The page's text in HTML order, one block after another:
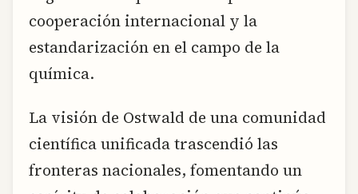
cooperación internacional y la
estandarización en el campo de la
química.
La visión de Ostwald de una comunidad
científica unificada trascendió las
fronteras nacionales, fomentando un